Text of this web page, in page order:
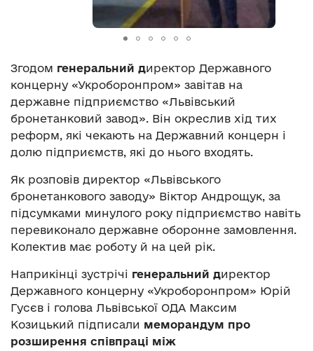
Згодом генеральний директор Державного
концерну «Укроборонпром» завітав на
державне підприємство «Львівський
бронетанковий завод». Він окреслив хід тих
реформ, які чекають на Державний концерн і
долю підприємств, які до нього входять.
Як розповів директор «Львівського
бронетанкового заводу» Віктор Андрощук, за
підсумками минулого року підприємство навіть
перевиконало державне оборонне замовлення.
Колектив має роботу й на цей рік.
Наприкінці зустрічі генеральний директор
Державного концерну «Укроборонпром» Юрій
Гусєв і голова Львівської ОДА Максим
Козицький підписали меморандум про
розширення співпраці між